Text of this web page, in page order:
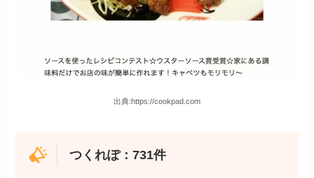
出典:https://cookpad.com
つくれぽ： 731件